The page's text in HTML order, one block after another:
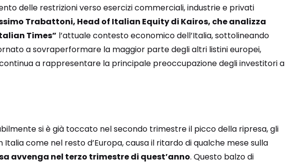
delle restrizioni verso esercizi commerciali, industrie e privati
Trabattoni, Head of Italian Equity di Kairos, che analizza
Times” l’attuale contesto economico dell’Italia, sottolineando
a sovraperformare la maggior parte degli altri listini europei,
a rappresentare la principale preoccupazione degli investitori a
si è già toccato nel secondo trimestre il picco della ripresa, gli
come nel resto d’Europa, causa il ritardo di qualche mese sulla
avvenga nel terzo trimestre di quest’anno. Questo balzo di